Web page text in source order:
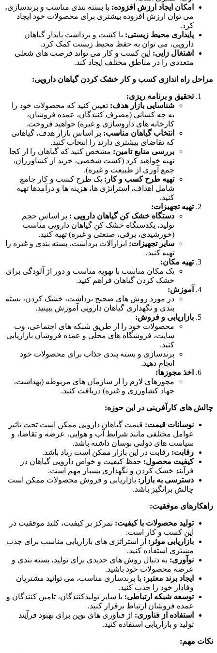
امکان ایجاد ارزش افزوده: با بسته بندی مناسب و برندسازی،
می توان ارزش افزوده بیشتری برای محصولات خود ایجاد
کرد.
پایداری محیط زیستی: با کشت و برداشت پایدار گیاهان
دارویی، می توان به حفظ محیط زیست کمک کرد.
اشتغال زایی: این کسب و کار می تواند فرصت های شغلی
متعددی را در مناطق مختلف ایجاد کند.
مراحل راه اندازی کسب و کار خشک کردن گیاهان دارویی:
تحقیق و برنامه ریزی:
شناسایی بازار هدف: تعیین کنید که محصولات خود را
به چه کسانی (مصرف کنندگان، عمده فروشان،
کارخانه های داروسازی و غیره) خواهید فروخت.
انتخاب گیاهان مناسب: بر اساس بازار هدف، گیاهانی
که تقاضای بیشتری دارند را انتخاب کنید.
بررسی منابع تامین: مشخص کنید که گیاهان را از کجا
تهیه خواهید کرد (کشت شخصی، خرید از کشاورزان،
جمع آوری از طبیعت و غیره).
تهیه طرح کسب و کار: یک طرح کسب و کار جامع
شامل اهداف، استراتژی ها، هزینه ها و درآمدها تهیه
کنید.
تهیه تجهیزات:
دستگاه خشک کن گیاهان دارویی : بر اساس حجم
تولید، یکدستگاه خشک کن گیاهان دارویی مناسب
(خورشیدی، برقی، صنعتی و غیره) تهیه کنید.
سایر تجهیزات: ابزارآلات برداشت، بسته بندی و غیره را
تهیه کنید.
تهیه مکان:
یک مکان مناسب با تهویه مناسب و دور از آلودگی برای
خشک کردن گیاهان فراهم کنید.
آموزش:
در مورد روش های صحیح برداشت، خشک کردن، بسته
بندی و نگهداری گیاهان دارویی آموزش ببینید.
بازاریابی و فروش:
محصولات خود را از طریق شبکه های اجتماعی، وب
سایت، فروشگاه های محلی و عمده فروشان بازاریابی
کنید.
برندسازی و بسته بندی جذاب برای محصولات خود
انجام دهید.
اخذ مجوزها:
مجوزهای لازم را از سازمان های مربوطه (بهداشت،
جهاد کشاورزی و غیره) دریافت کنید.
چالش های کارآفرینی در این حوزه:
نوسانات قیمت: قیمت گیاهان دارویی ممکن است تحت تاثیر
عوامل مختلفی مانند شرایط آب و هوایی، عرضه و تقاضا، و
سیاست های دولتی نوسان داشته باشد.
رقابت: رقابت در این بازار ممکن است زیاد باشد.
کیفیت محصول: حفظ کیفیت و خواص دارویی گیاهان در
فرآیند خشک کردن و نگهداری بسیار مهم است.
دسترسی به بازار: بازاریابی و فروش محصولات ممکن است
چالش برانگیز باشد.
راهکارهای موفقیت:
تولید محصولات با کیفیت: تمرکز بر کیفیت، کلید موفقیت در
این کسب و کار است.
بازاریابی موثر: از استراتژی های بازاریابی مناسب برای جذب
مشتری استفاده کنید.
نوآوری: به دنبال روش های جدیدی برای تولید، بسته بندی و
عرضه محصولات خود باشید.
ایجاد برند معتبر: با برندسازی مناسب، می توانید مشتریان
وفادار خود را جذب کنید.
توسعه شبکه ارتباطی: با سایر تولیدکنندگان، تامین کنندگان و
عمده فروشان ارتباط برقرار کنید.
استفاده از فناوری: از فناوری های نوین برای بهبود فرآیند
تولید و بازاریابی استفاده کنید.
نکات مهم: